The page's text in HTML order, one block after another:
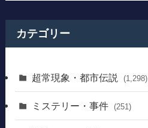
カテゴリー
超常現象・都市伝説 (1,298)
ミステリー・事件 (251)